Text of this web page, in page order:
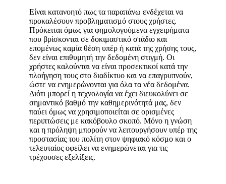
Eίναι κατανοητό πως τα παραπάνω ενδέχεται να
προκαλέσουν προβληματισμό στους χρήστες.
Πρόκειται όμως για φημολογούμενα εγχειρήματα
που βρίσκονται σε δοκιμαστικό στάδιο και
επομένως καμία θέση υπέρ ή κατά της χρήσης τους,
δεν είναι επιθυμητή την δεδομένη στιγμή. Οι
χρήστες καλούνται να είναι προσεκτικοί κατά την
πλοήγηση τους στο διαδίκτυο και να επαγρυπνούν,
ώστε να ενημερώνονται για όλα τα νέα δεδομένα.
Διότι μπορεί η τεχνολογία να έχει διευκολύνει σε
σημαντικό βαθμό την καθημερινότητά μας, δεν
παύει όμως να χρησιμοποιείται σε ορισμένες
περιπτώσεις με κακόβουλο σκοπό. Μόνο η γνώση
και η πρόληψη μπορούν να λειτουργήσουν υπέρ της
προστασίας του πολίτη στον ψηφιακό κόσμο και ο
τελευταίος οφείλει να ενημερώνεται για τις
τρέχουσες εξελίξεις.